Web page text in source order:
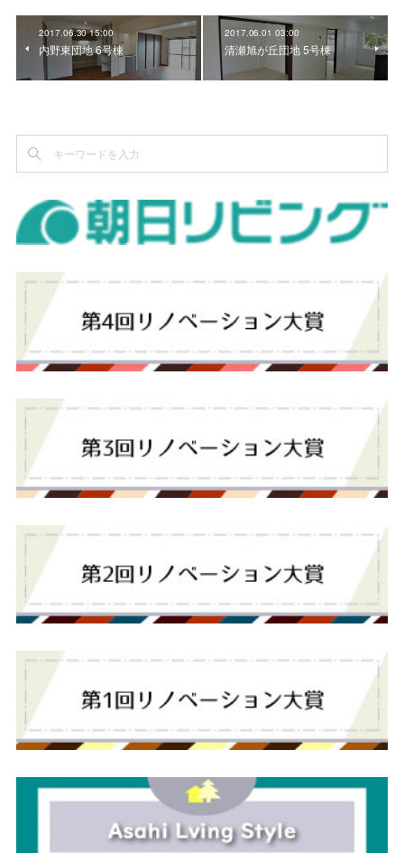
2017.06.30 15:00
内野東団地 6号棟
2017.06.01 03:00
清瀬旭が丘団地 5号棟